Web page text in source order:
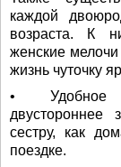
каждой
возраста. К
женские мелочи
жизнь чуточку
• Удобное
двустороннее
сестру, как
поездке.